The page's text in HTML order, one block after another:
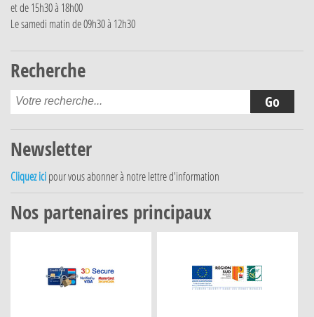
et de 15h30 à 18h00
Le samedi matin de 09h30 à 12h30
Recherche
Newsletter
Cliquez ici pour vous abonner à notre lettre d'information
Nos partenaires principaux